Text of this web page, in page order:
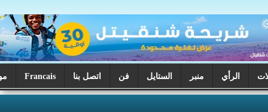
الستايل فن اتصل بنا Francais موريتانيا اليوم